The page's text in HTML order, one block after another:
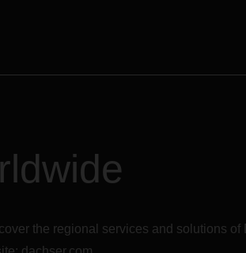
the regional services and solutions